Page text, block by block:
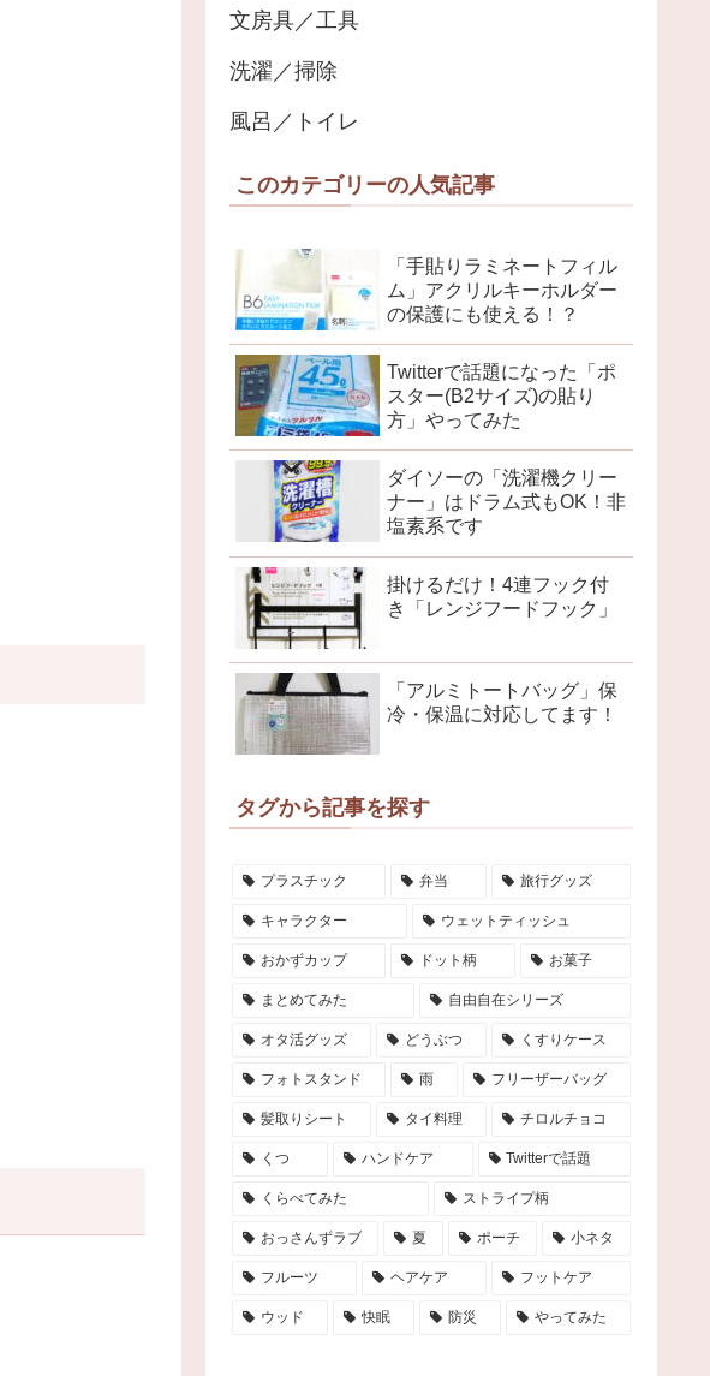
文房具／工具
洗濯／掃除
風呂／トイレ
このカテゴリーの人気記事
「手貼りラミネートフィル
ム」アクリルキーホルダー
の保護にも使える！？
Twitterで話題になった「ポ
スター(B2サイズ)の貼り
方」やってみた
ダイソーの「洗濯機クリー
ナー」はドラム式もOK！非
塩素系です
掛けるだけ！4連フック付
き「レンジフードフック」
「アルミトートバッグ」保
冷・保温に対応してます！
タグから記事を探す
プラスチック 弁当 旅行グッズ
キャラクター ウェットティッシュ
おかずカップ ドット柄 お菓子
まとめてみた 自由自在シリーズ
オタ活グッズ どうぶつ くすりケース
フォトスタンド 雨 フリーザーバッグ
髪取りシート タイ料理 チロルチョコ
くつ ハンドケア Twitterで話題
くらべてみた ストライプ柄
おっさんずラブ 夏 ポーチ 小ネタ
フルーツ ヘアケア フットケア
ウッド 快眠 防災 やってみた